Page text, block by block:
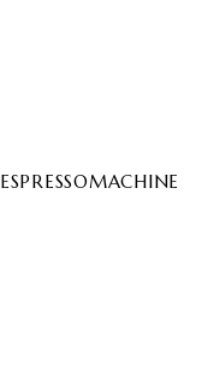
ESPRESSOMACHINE